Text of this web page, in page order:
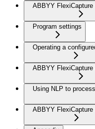
ABBYY FlexiCapture
Program settings
Operating a
ABBYY FlexiCapture
Using NLP to
ABBYY FlexiCapture